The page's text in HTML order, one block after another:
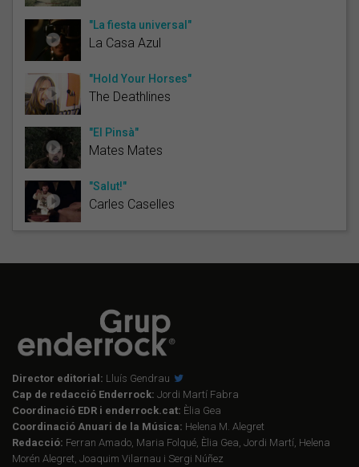
"La fiesta universal"
La Casa Azul
"Hold Your Horses"
The Deathlines
"El Pinsà"
Mates Mates
"Salut!"
Carles Caselles
Director editorial: Lluís Gendrau
Cap de redacció Enderrock: Jordi Martí Fabra
Coordinació EDR i enderrock.cat: Èlia Gea
Coordinació Anuari de la Música: Helena M. Alegret
Redacció: Ferran Amado, Maria Folqué, Èlia Gea, Jordi Martí, Helena
Morén Alegret, Joaquim Vilarnau i Sergi Núñez